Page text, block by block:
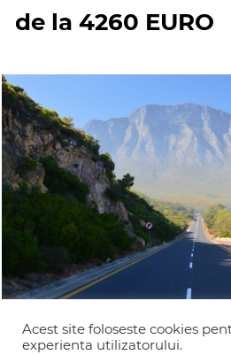
de la 4260 EURO
Acest site foloseste cookies
experienta utilizatorului.